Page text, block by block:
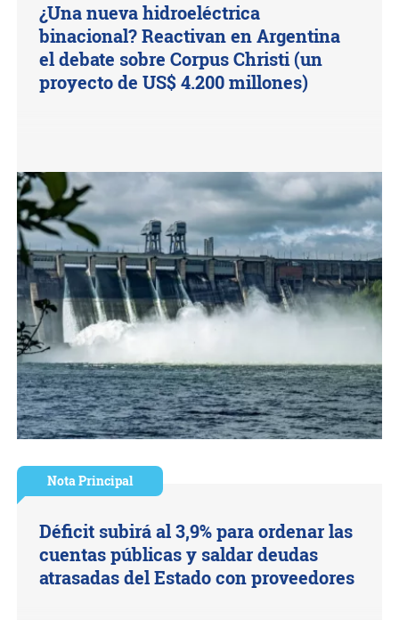
¿Una nueva hidroeléctrica
binacional? Reactivan en Argentina
el debate sobre Corpus Christi (un
proyecto de US$ 4.200 millones)
Nota Principal
Déficit subirá al 3,9% para ordenar las
cuentas públicas y saldar deudas
atrasadas del Estado con proveedores